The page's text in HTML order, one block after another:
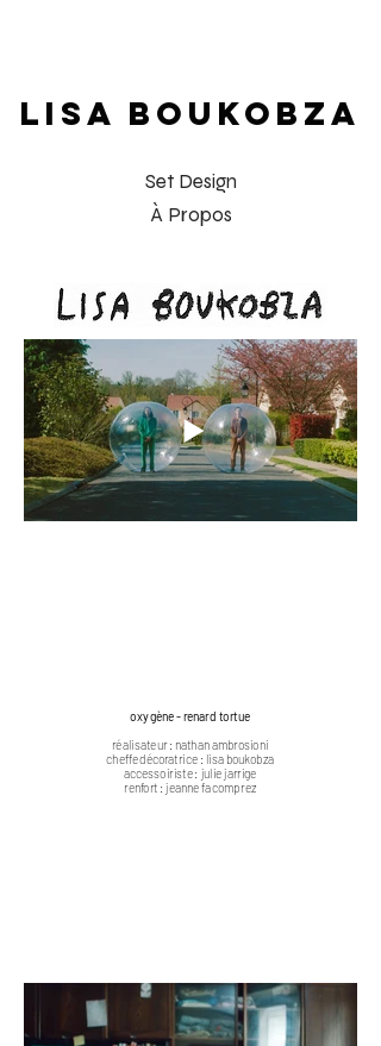
LISA BOUKOBZA
Set Design
À Propos
oxygène - renard tortue
réalisateur : nathan ambrosioni
cheffe décoratrice : lisa boukobza
accessoiriste : julie jarrige
renfort : jeanne facomprez